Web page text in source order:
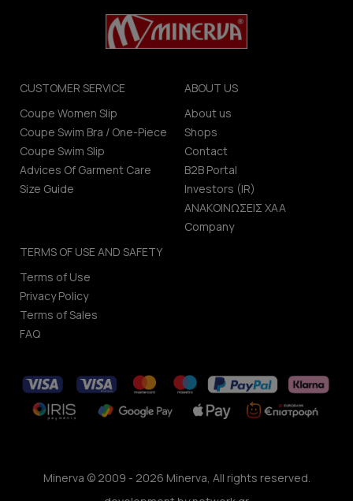
CUSTOMER SERVICE
Coupe Women Slip
Coupe Swim Bra / One-Piece
Coupe Swim Slip
Advices Of Garment Care
Size Guide
ABOUT US
About us
Shops
Contact
B2B Portal
Investors (IR)
ΑΝΑΚΟΙΝΩΣΕΙΣ ΧΑΑ
Company
TERMS OF USE AND SAFETY
Terms of Use
Privacy Policy
Terms of Sales
FAQ
Minerva © 2009 - 2026 Minerva, All rights reserved.